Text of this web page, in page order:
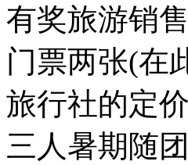
有奖旅游销
门票两张(在
旅行社的定
三人暑期随